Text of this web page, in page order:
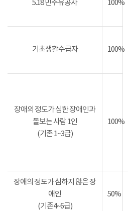
5.18 민주유공자 100%
기초생활수급자 100%
장애의 정도가 심한 장애인과
돌보는 사람 1인
(기존 1~3급)
100%
장애의 정도가 심하지 않은 장
애인
(기존4~6급)
50%